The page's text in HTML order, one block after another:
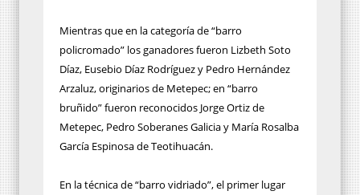
Mientras que en la categoría de “barro
policromado” los ganadores fueron Lizbeth Soto
Díaz, Eusebio Díaz Rodríguez y Pedro Hernández
Arzaluz, originarios de Metepec; en “barro
bruñido” fueron reconocidos Jorge Ortiz de
Metepec, Pedro Soberanes Galicia y María Rosalba
García Espinosa de Teotihuacán.
En la técnica de “barro vidriado”, el primer lugar